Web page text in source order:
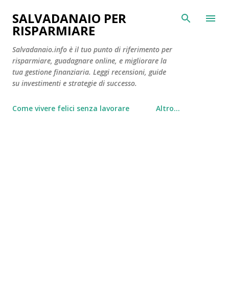
Passa ai contenuti principali
SALVADANAIO PER
RISPARMIARE
Salvadanaio.info è il tuo punto di riferimento per
risparmiare, guadagnare online, e migliorare la
tua gestione finanziaria. Leggi recensioni, guide
su investimenti e strategie di successo.
Come vivere felici senza lavorare Altro…